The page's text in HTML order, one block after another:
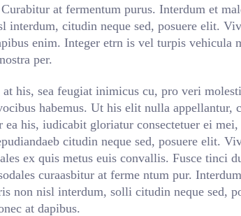
at fermentum purus. Interdum et
citudin neque sed, posuere elit.
enim. Integer etrn is vel turpis vehicula
per.
his, sea feugiat inimicus cu, pro veri
habemus. Ut his elit nulla appellantur,
his, iudicabit gloriatur consectetuer ei
citudin neque sed, posuere elit.
ex quis metus euis convallis. Fusce tinci
curaasbitur at ferme ntum pur.
non nisl interdum, solli citudin neque sed,
at dapibus.